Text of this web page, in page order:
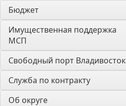
Бюджет
Имущественная поддержка
МСП
Свободный порт Владивосток
Служба по контракту
Об округе